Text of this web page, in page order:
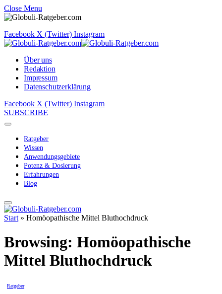
Close Menu
Facebook X (Twitter) Instagram
Über uns
Redaktion
Impressum
Datenschutzerklärung
Facebook X (Twitter) Instagram
SUBSCRIBE
Ratgeber
Wissen
Anwendungsgebiete
Potenz & Dosierung
Erfahrungen
Blog
Start » Homöopathische Mittel Bluthochdruck
Browsing: Homöopathische
Mittel Bluthochdruck
Ratgeber